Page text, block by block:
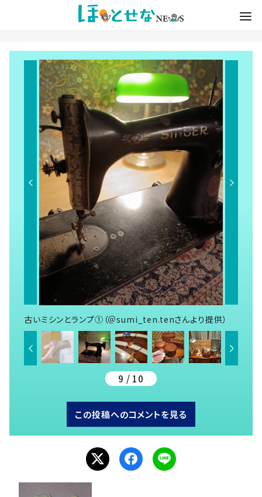
古いミシンとランプ①（＠sumi_ten.tenさんより提供）
9 / 10
この投稿へのコメントを見る